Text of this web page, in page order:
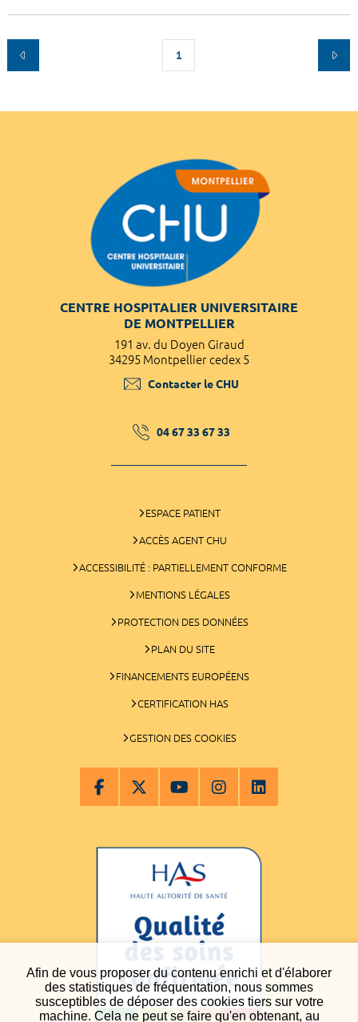
Afin de vous proposer du contenu enrichi et d'élaborer
des statistiques de fréquentation, nous sommes
susceptibles de déposer des cookies tiers sur votre
machine. Cela ne peut se faire qu'en obtenant, au
1
CENTRE HOSPITALIER UNIVERSITAIRE
DE MONTPELLIER
191 av. du Doyen Giraud
34295 Montpellier cedex 5
Contacter le CHU
04 67 33 67 33
ESPACE PATIENT
ACCÈS AGENT CHU
ACCESSIBILITÉ : PARTIELLEMENT CONFORME
MENTIONS LÉGALES
PROTECTION DES DONNÉES
PLAN DU SITE
FINANCEMENTS EUROPÉENS
CERTIFICATION HAS
GESTION DES COOKIES